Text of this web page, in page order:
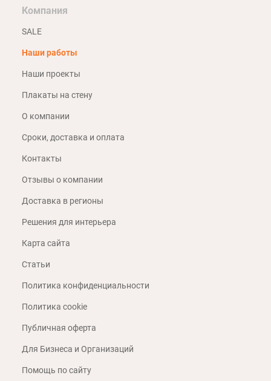
Компания
SALE
Наши работы
Наши проекты
Плакаты на стену
О компании
Сроки, доставка и оплата
Контакты
Отзывы о компании
Доставка в регионы
Решения для интерьера
Карта сайта
Статьи
Политика конфиденциальности
Политика cookie
Публичная оферта
Для Бизнеса и Организаций
Помощь по сайту